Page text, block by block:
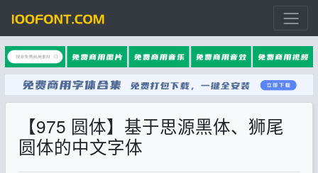
【975 圆体】基于思源黑体、狮尾
圆体的中文字体